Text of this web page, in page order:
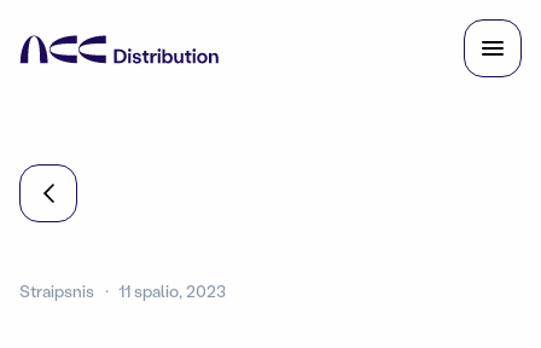
Straipsnis 11 spalio, 2023